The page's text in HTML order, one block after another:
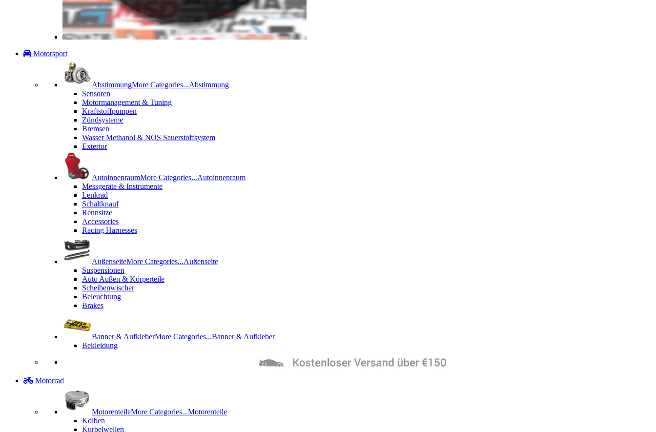
Motorsport
AbstimmungMore Categories...Abstimmung
Sensoren
Motormanagement & Tuning
Kraftstoffpumpen
Zündsysteme
Bremsen
Wasser Methanol & NOS Sauerstoffsystem
Exterior
AutoinnenraumMore Categories...Autoinnenraum
Messgeräte & Instrumente
Lenkrad
Schaltknauf
Rennsitze
Accessories
Racing Harnesses
AußenseiteMore Categories...Außenseite
Suspensionen
Auto Außen & Körperteile
Scheibenwischer
Beleuchtung
Brakes
Banner & AufkleberMore Categories...Banner & Aufkleber
Bekleidung
Motorrad
MotorenteileMore Categories...Motorenteile
Kolben
Kurbelwellen